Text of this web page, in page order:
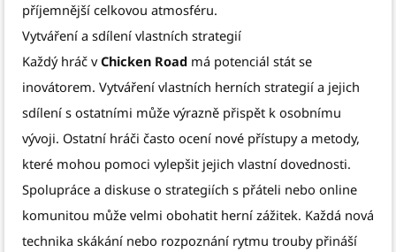
příjemnější celkovou atmosféru.
Vytváření a sdílení vlastních strategií
Každý hráč vChicken Road má potenciál stát se
inovátorem. Vytváření vlastních herních strategií a jejich
sdílení s ostatními může výrazně přispět k osobnímu
vývoji. Ostatní hráči často ocení nové přístupy a metody,
které mohou pomoci vylepšit jejich vlastní dovednosti.
Spolupráce a diskuse o strategiích s přáteli nebo online
komunitou může velmi obohatit herní zážitek. Každá nová
technika skákání nebo rozpoznání rytmu trouby přináší